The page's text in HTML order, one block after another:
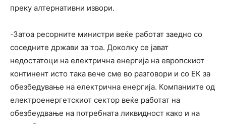
преку алтернативни извори.
-Затоа ресорните министри веќе работат заедно со
соседните држави за тоа. Доколку се јават
недостатоци на електрична енергија на европскиот
континент исто така вече сме во разговори и со ЕК за
обезбедување на електрична енергија. Компаниите од
електроенергетскиот сектор веќе работат на
обезбеудвање на потребната ликвидност како и на